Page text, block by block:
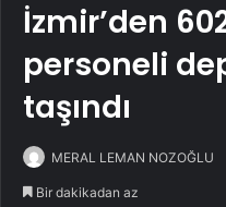
İzmir’den
personeli
taşındı
MERAL LEMAN NOZOĞLU
Bir dakikadan az